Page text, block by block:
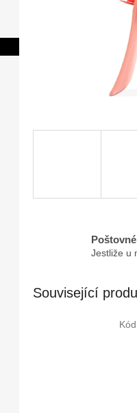
Jestliže u
Související